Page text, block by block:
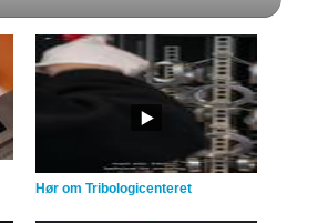
Hør om Tribologicenteret